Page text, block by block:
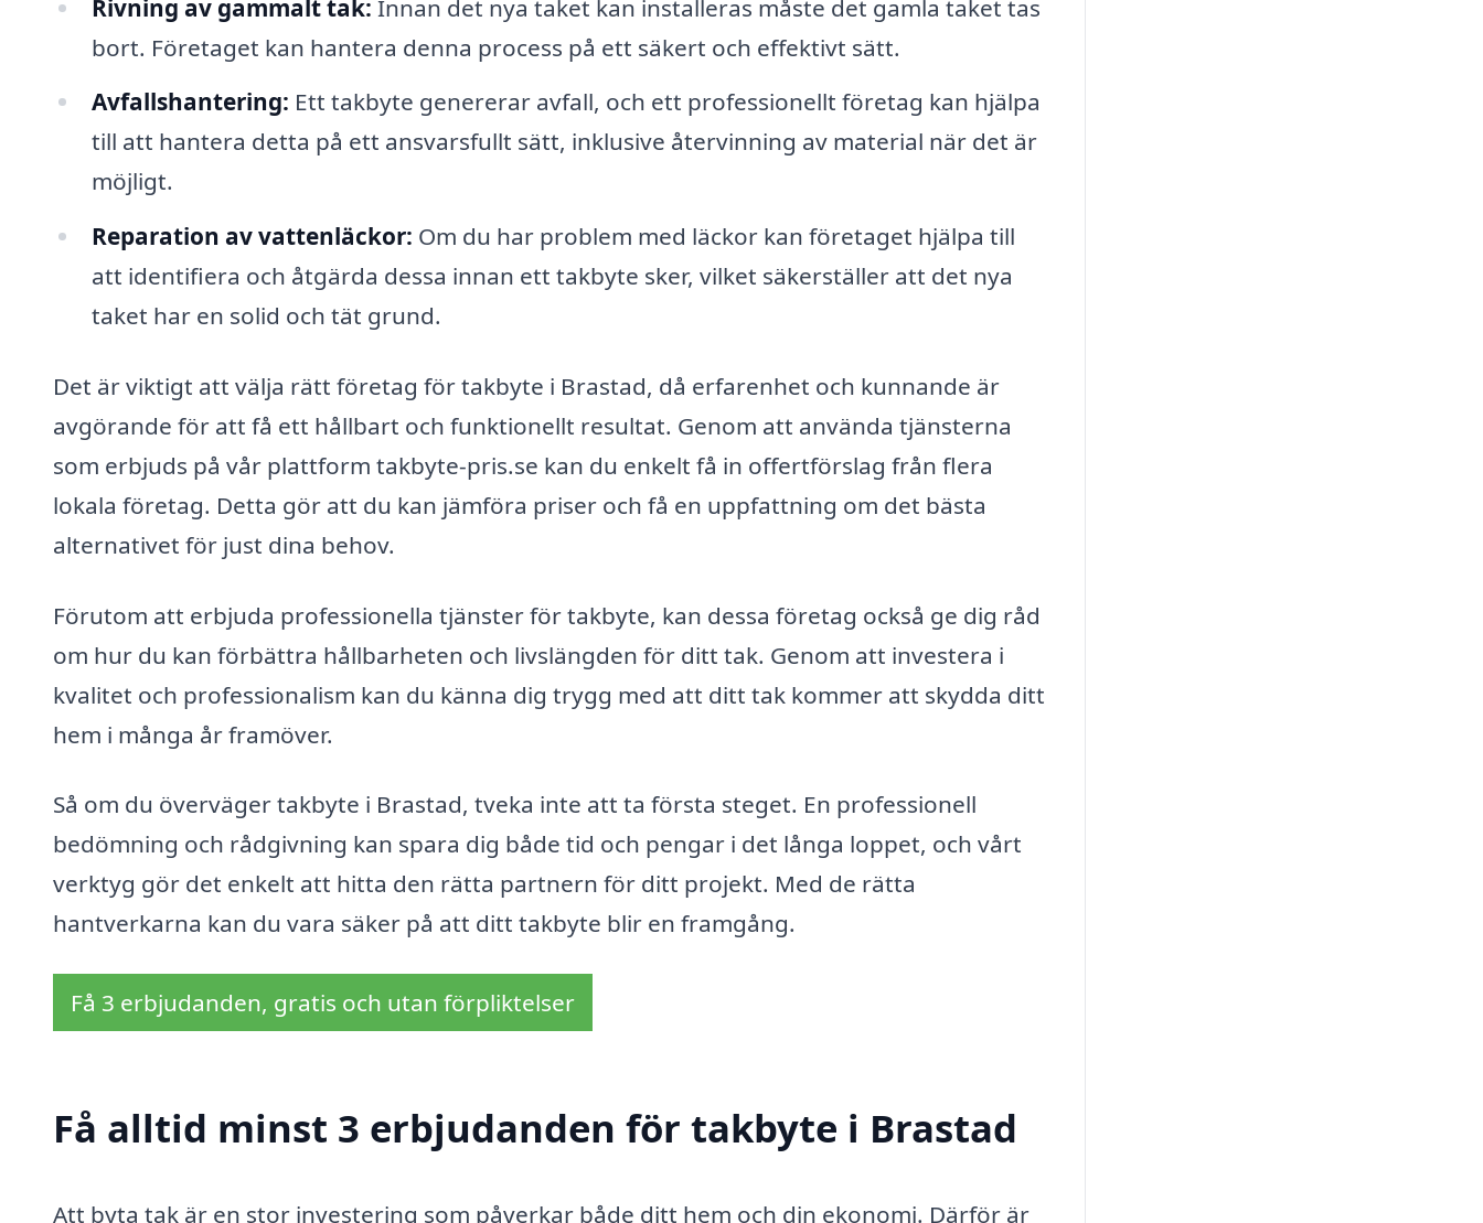
Rivning av gammalt tak: Innan det nya taket kan installeras måste det gamla taket tas
bort. Företaget kan hantera denna process på ett säkert och effektivt sätt.
Avfallshantering: Ett takbyte genererar avfall, och ett professionellt företag kan hjälpa
till att hantera detta på ett ansvarsfullt sätt, inklusive återvinning av material när det är
möjligt.
Reparation av vattenläckor: Om du har problem med läckor kan företaget hjälpa till
att identifiera och åtgärda dessa innan ett takbyte sker, vilket säkerställer att det nya
taket har en solid och tät grund.
Det är viktigt att välja rätt företag för takbyte i Brastad, då erfarenhet och kunnande är
avgörande för att få ett hållbart och funktionellt resultat. Genom att använda tjänsterna
som erbjuds på vår plattform takbyte-pris.se kan du enkelt få in offertförslag från flera
lokala företag. Detta gör att du kan jämföra priser och få en uppfattning om det bästa
alternativet för just dina behov.
Förutom att erbjuda professionella tjänster för takbyte, kan dessa företag också ge dig råd
om hur du kan förbättra hållbarheten och livslängden för ditt tak. Genom att investera i
kvalitet och professionalism kan du känna dig trygg med att ditt tak kommer att skydda ditt
hem i många år framöver.
Så om du överväger takbyte i Brastad, tveka inte att ta första steget. En professionell
bedömning och rådgivning kan spara dig både tid och pengar i det långa loppet, och vårt
verktyg gör det enkelt att hitta den rätta partnern för ditt projekt. Med de rätta
hantverkarna kan du vara säker på att ditt takbyte blir en framgång.
Få 3 erbjudanden, gratis och utan förpliktelser
Få alltid minst 3 erbjudanden för takbyte i Brastad
Att byta tak är en stor investering som påverkar både ditt hem och din ekonomi. Därför är